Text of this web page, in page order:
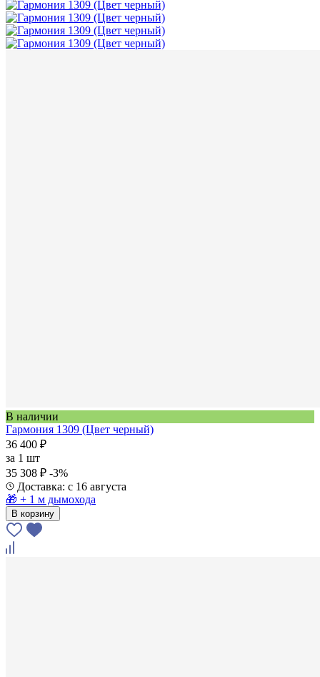
В наличии
Гармония 1309 (Цвет черный)
36 400 ₽
за 1 шт
35 308 ₽ -3%
Доставка: с 16 августа
🎁 + 1 м дымохода
В корзину